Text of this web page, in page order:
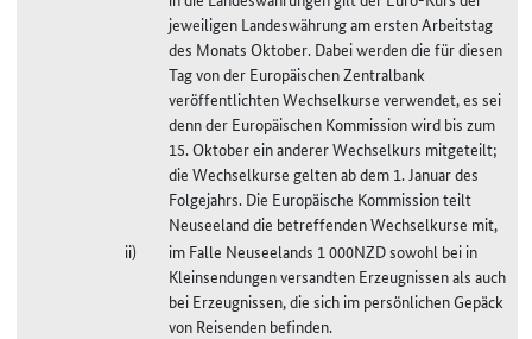
jeweiligen Landeswährung am ersten Arbeitstag
des Monats Oktober. Dabei werden die für diesen
Tag von der Europäischen Zentralbank
veröffentlichten Wechselkurse verwendet, es sei
denn der Europäischen Kommission wird bis zum
15. Oktober ein anderer Wechselkurs mitgeteilt;
die Wechselkurse gelten ab dem 1. Januar des
Folgejahrs. Die Europäische Kommission teilt
Neuseeland die betreffenden Wechselkurse mit,
im Falle Neuseelands 1 000NZD sowohl bei in
Kleinsendungen versandten Erzeugnissen als auch
bei Erzeugnissen, die sich im persönlichen Gepäck
von Reisenden befinden.